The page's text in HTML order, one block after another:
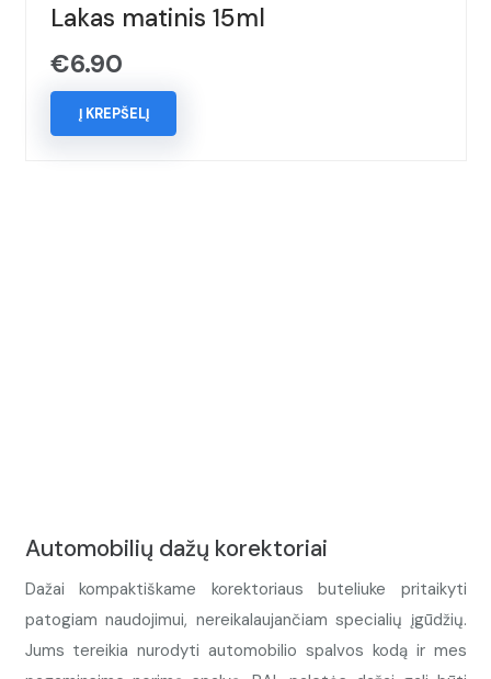
Lakas matinis 15ml
€6.90
Į KREPŠELĮ
Automobilių dažų korektoriai
Dažai kompaktiškame korektoriaus buteliuke pritaikyti
patogiam naudojimui, nereikalaujančiam specialių įgūdžių.
Jums tereikia nurodyti automobilio spalvos kodą ir mes